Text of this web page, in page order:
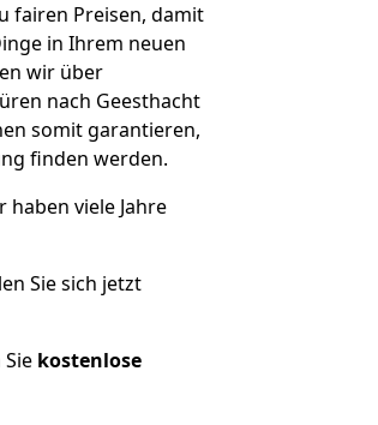
fairen Preisen, damit
in Ihrem neuen
wir über
nach Geesthacht
somit garantieren,
finden werden.
viele Jahre
Sie sich jetzt
kostenlose